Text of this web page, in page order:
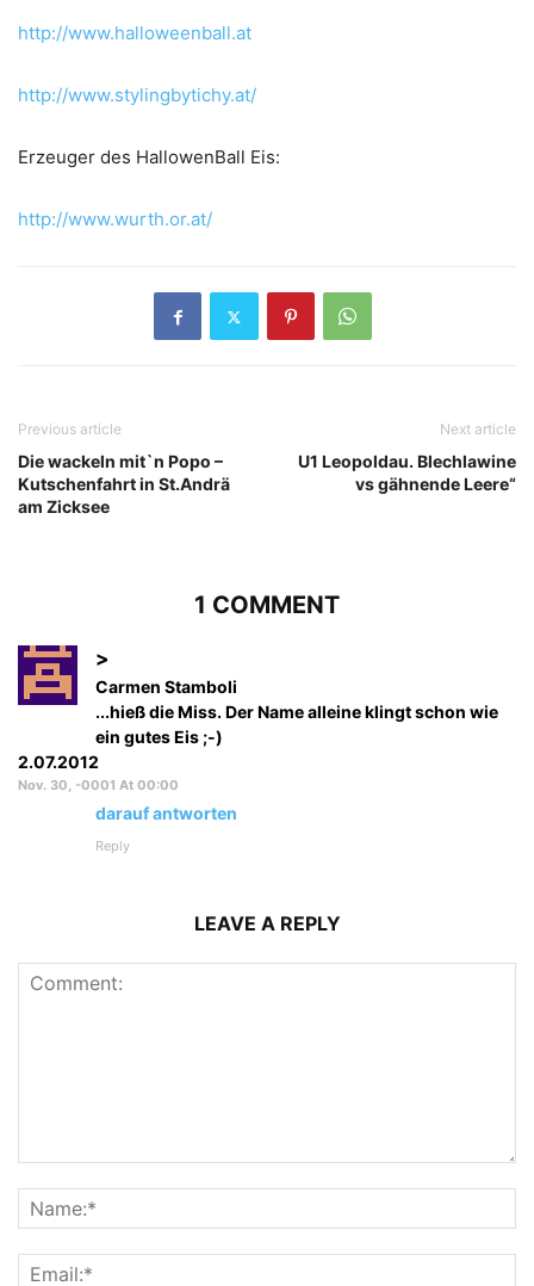
http://www.halloweenball.at
http://www.stylingbytichy.at/
Erzeuger des HallowenBall Eis:
http://www.wurth.or.at/
Previous article
Die wackeln mit`n Popo –
Kutschenfahrt in St.Andrä
am Zicksee
Next article
U1 Leopoldau. Blechlawine
vs gähnende Leere“
1 COMMENT
>
Carmen Stamboli
...hieß die Miss. Der Name alleine klingt schon wie
ein gutes Eis ;-)
2.07.2012
Nov. 30, -0001 At 00:00
darauf antworten
Reply
LEAVE A REPLY